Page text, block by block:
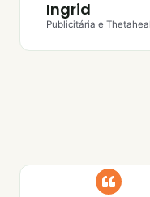
Ingrid
Publicitária e